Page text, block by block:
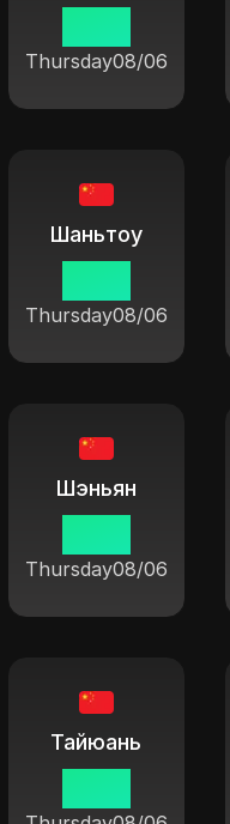
Thursday08/06
Шаньтоу
Thursday08/06
Шэньян
Thursday08/06
Тайюань